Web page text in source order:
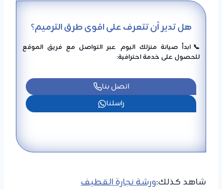
هل تدير أن تتعرف على اقوى طرق الترميم؟
📞ابدأ صيانة منزلك اليوم عبر التواصل مع فريق الموقع
للحصول على خدمة احترافية:
اتصل بنا
راسلنا
شاهد كذلك:ورشة نجارة القطيف